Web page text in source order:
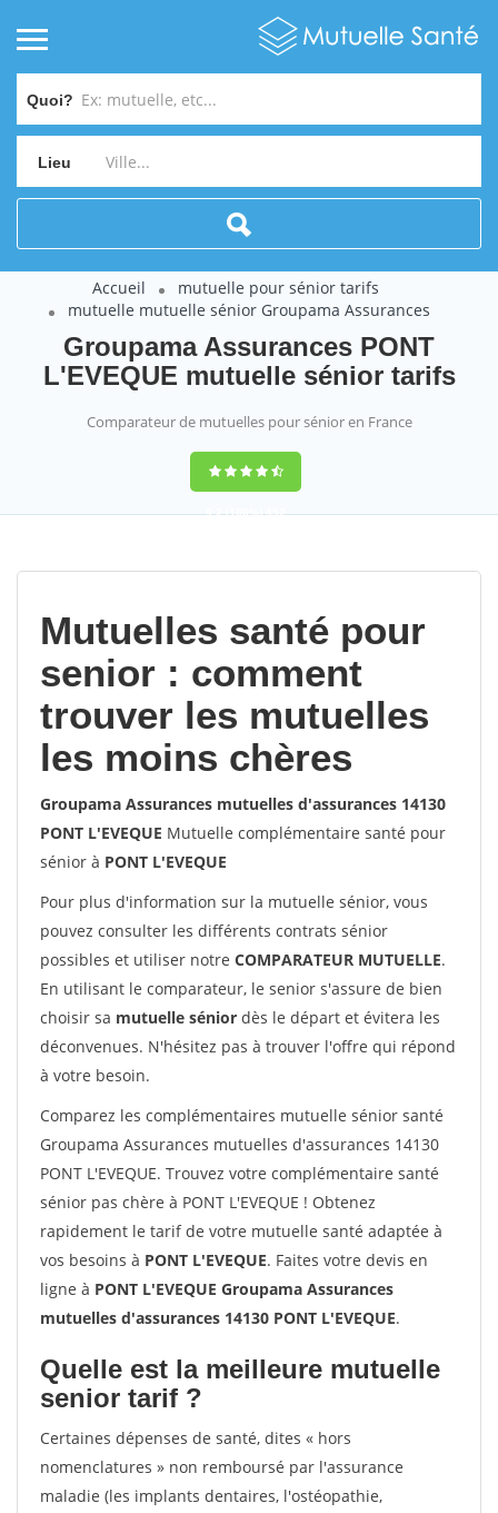
Quoi?
Lieu
Accueil
mutuelle pour sénior tarifs
mutuelle mutuelle sénior Groupama Assurances
Groupama Assurances PONT
L'EVEQUE mutuelle sénior tarifs
Comparateur de mutuelles pour sénior en France
9,2(100%)452
Mutuelles santé pour
senior : comment
trouver les mutuelles
les moins chères
Groupama Assurances mutuelles d'assurances 14130
PONT L'EVEQUE Mutuelle complémentaire santé pour
sénior à PONT L'EVEQUE
Pour plus d'information sur la mutuelle sénior, vous
pouvez consulter les différents contrats sénior
possibles et utiliser notre COMPARATEUR MUTUELLE.
En utilisant le comparateur, le senior s'assure de bien
choisir sa mutuelle sénior dès le départ et évitera les
déconvenues. N'hésitez pas à trouver l'offre qui répond
à votre besoin.
Comparez les complémentaires mutuelle sénior santé
Groupama Assurances mutuelles d'assurances 14130
PONT L'EVEQUE. Trouvez votre complémentaire santé
sénior pas chère à PONT L'EVEQUE ! Obtenez
rapidement le tarif de votre mutuelle santé adaptée à
vos besoins à PONT L'EVEQUE. Faites votre devis en
ligne à PONT L'EVEQUE Groupama Assurances
mutuelles d'assurances 14130 PONT L'EVEQUE.
Quelle est la meilleure mutuelle
senior tarif ?
Certaines dépenses de santé, dites « hors
nomenclatures » non remboursé par l'assurance
maladie (les implants dentaires, l'ostéopathie,